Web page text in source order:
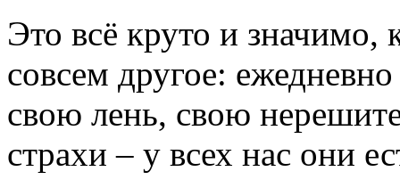
Это всё круто и значимо,
совсем другое:
свою лень, свою
страхи – у всех нас они